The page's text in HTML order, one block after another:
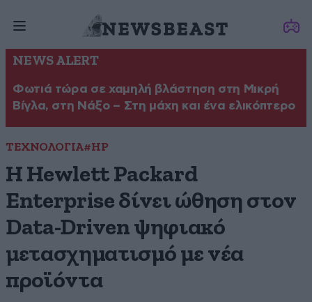
NEWS ALERT
Φωτιά τώρα σε χαμηλή βλάστηση στη Μικρή
Βίγλα, στη Νάξο – Στη μάχη και ένα ελικόπτερο
ΤΕΧΝΟΛΟΓΙΑ#HP
Η Hewlett Packard
Enterprise δίνει ώθηση στον
Data-Driven ψηφιακό
μετασχηματισμό με νέα
προϊόντα